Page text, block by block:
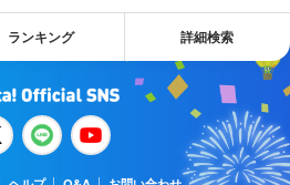
ランキング 詳細検索